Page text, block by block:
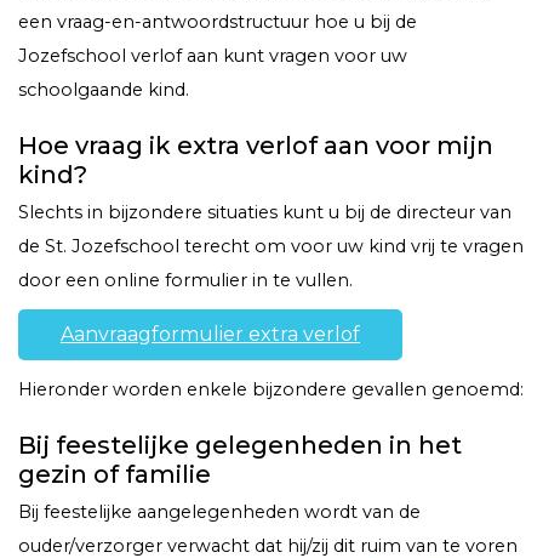
een vraag-en-antwoordstructuur hoe u bij de
Jozefschool verlof aan kunt vragen voor uw
schoolgaande kind.
Hoe vraag ik extra verlof aan voor mijn
kind?
Slechts in bijzondere situaties kunt u bij de directeur van
de St. Jozefschool terecht om voor uw kind vrij te vragen
door een online formulier in te vullen.
Aanvraagformulier extra verlof
Hieronder worden enkele bijzondere gevallen genoemd:
Bij feestelijke gelegenheden in het
gezin of familie
Bij feestelijke aangelegenheden wordt van de
ouder/verzorger verwacht dat hij/zij dit ruim van te voren